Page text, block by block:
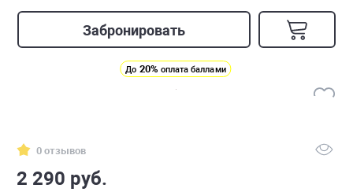
Забронировать
До 20% оплата баллами
0 отзывов
2 290 руб.